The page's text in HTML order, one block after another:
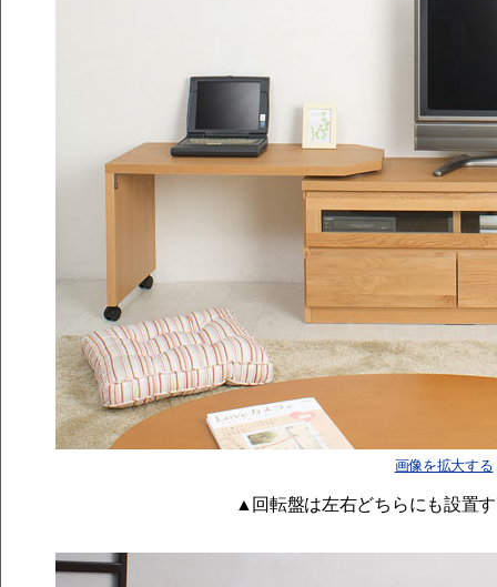
画像を拡大する
▲回転盤は左右どちらにも設置